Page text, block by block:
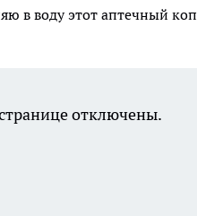
в воду этот аптечный
отключены.